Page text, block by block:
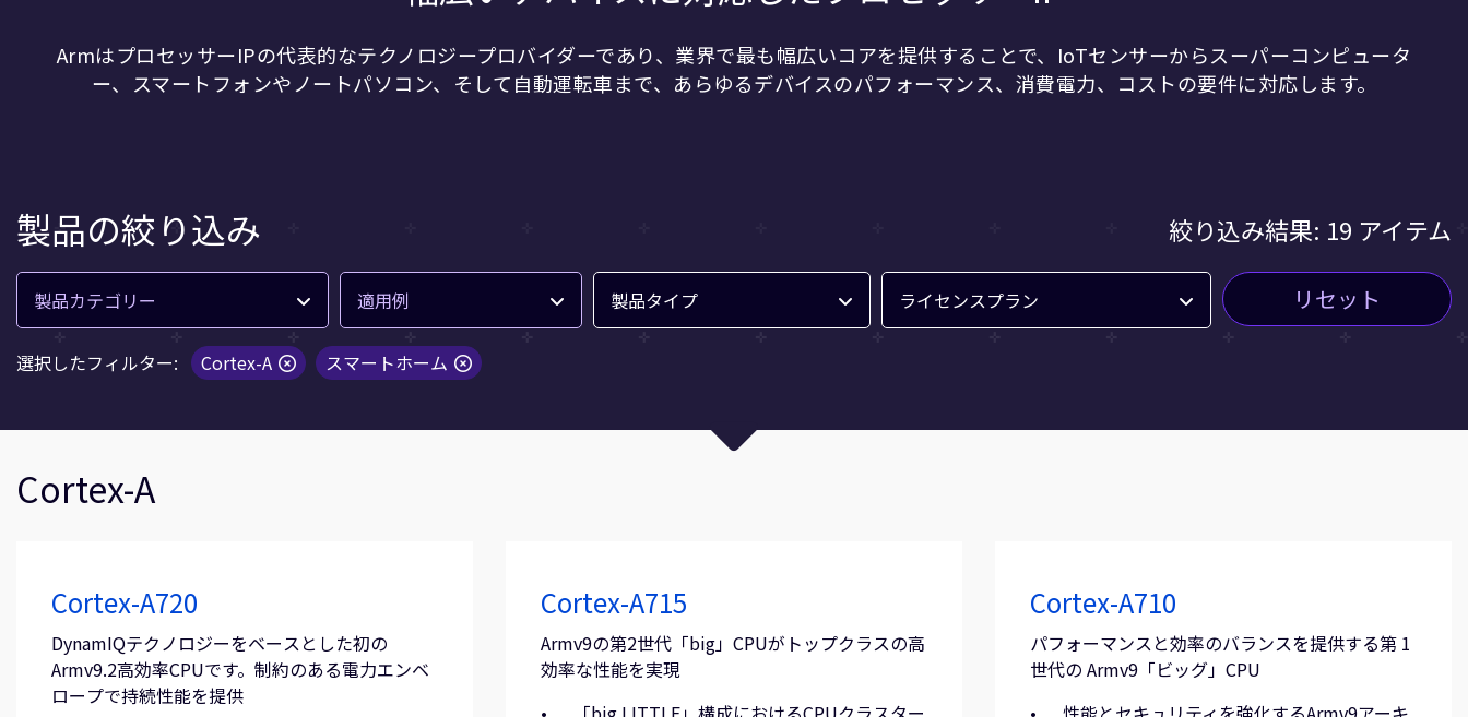
ArmはプロセッサーIPの代表的なテクノロジープロバイダーであり、業界で最も幅広いコアを提供することで、IoTセンサーからスーパーコンピュータ
ー、スマートフォンやノートパソコン、そして自動運転車まで、あらゆるデバイスのパフォーマンス、消費電力、コストの要件に対応します。
製品の絞り込み 絞り込み結果: 19 アイテム
製品カテゴリー 適用例 製品タイプ ライセンスプラン リセット
選択したフィルター: Cortex-A スマートホーム
Cortex-A
Cortex-A720
DynamIQテクノロジーをベースとした初の
Armv9.2高効率CPUです。制約のある電力エンベ
ロープで持続性能を提供
Cortex-A715
Armv9の第2世代「big」CPUがトップクラスの高
効率な性能を実現
Cortex-A710
パフォーマンスと効率のバランスを提供する第 1
世代の Armv9「ビッグ」CPU